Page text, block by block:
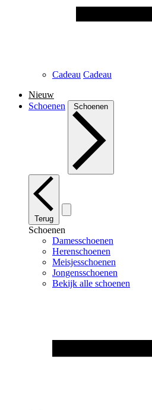
Cadeau Cadeau
Nieuw
Schoenen
Schoenen
Terug
Schoenen
Damesschoenen
Herenschoenen
Meisjesschoenen
Jongensschoenen
Bekijk alle schoenen